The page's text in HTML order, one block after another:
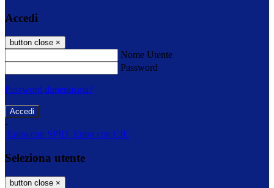
Accedi
button close ×
Nome Utente
Password
Password dimenticata?
-
Entra con SPID Entra con CIE
Seleziona utente
button close ×